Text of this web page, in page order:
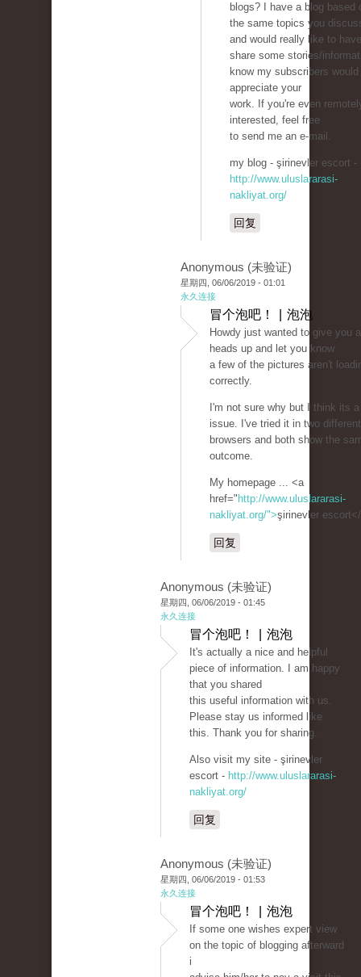
blogs? I have a blog based
the same topics you
and would really like to
share some stories/
know my subscribers would
appreciate your
work. If you're even
interested, feel free
to send me an e-mail.
my blog - şirinevler escort -
http://www.uluslararasi-
nakliyat.org/
回复
Anonymous (未验证)
星期四, 06/06/2019 - 01:01
永久连接
冒个泡吧！ | 泡泡
Howdy just wanted to give you
heads up and let you know
a few of the pictures aren't
correctly.
I'm not sure why but I think its
issue. I've tried it in two different
browsers and both show the
outcome.
My homepage ... <a
href=" http://www.uluslararasi-
nakliyat.org/">şirinevler
回复
Anonymous (未验证)
星期四, 06/06/2019 - 01:45
永久连接
冒个泡吧！ | 泡泡
It's actually a nice and helpful
piece of information. I am happy
that you shared
this useful information with us.
Please stay us informed like
this. Thank you for sharing.
Also visit my site - şirinevler
escort - http://www.uluslararasi-
nakliyat.org/
回复
Anonymous (未验证)
星期四, 06/06/2019 - 01:53
永久连接
冒个泡吧！ | 泡泡
If some one wishes expert view
on the topic of blogging afterward
i